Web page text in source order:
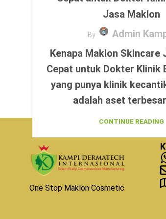
Jasa Maklon
By
Admin
Kenapa Maklon Skincare
Cepat untuk Dokter Klinik
yang punya klinik
adalah aset
CONTINUE READING
One Stop Maklon Cosmetic